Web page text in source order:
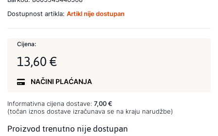
Dostupnost artikla: Artikl nije dostupan
Cijena:
13,60 €
NAČINI PLAĆANJA
Informativna cijena dostave: 7,00 €
(točan iznos dostave izračunava se na kraju narudžbe)
Proizvod trenutno nije dostupan